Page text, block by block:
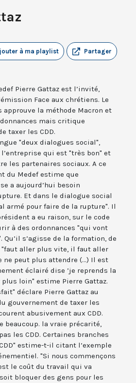
Partager
à ma playlist
Pierre Gattaz est l’invité,
Face aux chrétiens. Le
approuve la méthode Macron et
mais critique
taxer les CDD.
"deux dialogues social",
qui est "très bon" et
les partenaires sociaux. A ce
du Medef estime que
a aujourd’hui besoin
Et dans le dialogue social
armé pour faire de la rupture". Il
a eu raison, sur le code
à des ordonnances "qui vont
Qu’il s’agisse de la formation, de
"faut aller plus vite, il faut aller
ne peut plus attendre (...) Il est
éclairé dise ’je reprends la
loin" estime Pierre Gattaz.
déclare Pierre Gattaz au
gouvernement de taxer les
abusivement aux CDD.
beaucoup. la vraie précarité,
les CDD. Certaines branches
estime-t-il citant l’exemple
"Si nous commençons
le coût du travail qui va
bloquer des gens pour les